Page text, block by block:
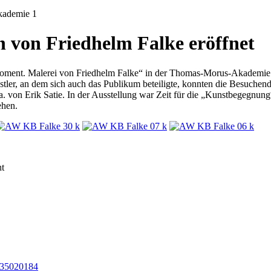
von Friedhelm Falke eröffnet
Malerei von Friedhelm Falke“ in der Thomas-Morus-
an dem sich auch das Publikum beteiligte, konnten die
von Erik Satie. In der Ausstellung war Zeit für die